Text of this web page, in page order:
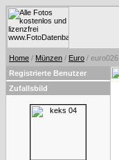
Home / Münzen / Euro / euro026
Registrierte Benutzer
Zufallsbild